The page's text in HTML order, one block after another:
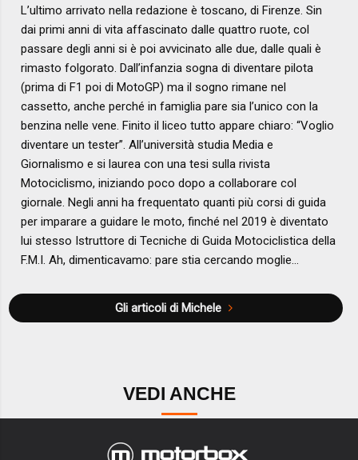
L’ultimo arrivato nella redazione è toscano, di Firenze. Sin
dai primi anni di vita affascinato dalle quattro ruote, col
passare degli anni si è poi avvicinato alle due, dalle quali è
rimasto folgorato. Dall’infanzia sogna di diventare pilota
(prima di F1 poi di MotoGP) ma il sogno rimane nel
cassetto, anche perché in famiglia pare sia l’unico con la
benzina nelle vene. Finito il liceo tutto appare chiaro: “Voglio
diventare un tester”. All’università studia Media e
Giornalismo e si laurea con una tesi sulla rivista
Motociclismo, iniziando poco dopo a collaborare col
giornale. Negli anni ha frequentato quanti più corsi di guida
per imparare a guidare le moto, finché nel 2019 è diventato
lui stesso Istruttore di Tecniche di Guida Motociclistica della
F.M.I. Ah, dimenticavamo: pare stia cercando moglie…
Gli articoli di Michele
VEDI ANCHE